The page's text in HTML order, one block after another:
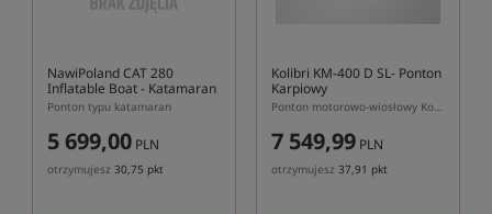
NawiPoland CAT 280
Inflatable Boat- Katamaran
Ponton typu katamaran
5 699,00 PLN
otrzymujesz 30,75 pkt
Kolibri KM-400 D SL- Ponton
Karpiowy
Ponton motorowo-wiosłowy Kolibri o długości 400cm
7 549,99 PLN
otrzymujesz 37,91 pkt